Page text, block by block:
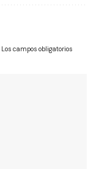
Los campos obligatorios